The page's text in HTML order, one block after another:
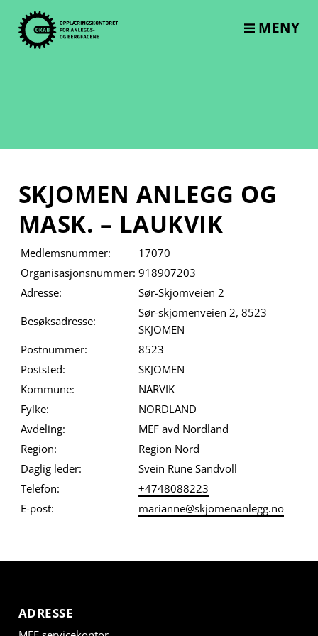
content
MENY
SKJOMEN ANLEGG OG
MASK. – LAUKVIK
Medlemsnummer:
17070
Organisasjonsnummer: 918907203
Adresse:
Sør-Skjomveien 2
Besøksadresse:
Sør-skjomenveien 2, 8523
SKJOMEN
Postnummer:
8523
Poststed:
SKJOMEN
Kommune:
NARVIK
Fylke:
NORDLAND
Avdeling:
MEF avd Nordland
Region:
Region Nord
Daglig leder:
Svein Rune Sandvoll
Telefon:
+4748088223
E-post:
marianne@skjomenanlegg.no
ADRESSE